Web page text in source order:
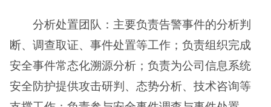
分析处置团队：主要负责告警事件的分析判
断、调查取证、事件处置等工作；负责组织完成
安全事件常态化溯源分析；负责为公司信息系统
安全防护提供攻击研判、态势分析、技术咨询等